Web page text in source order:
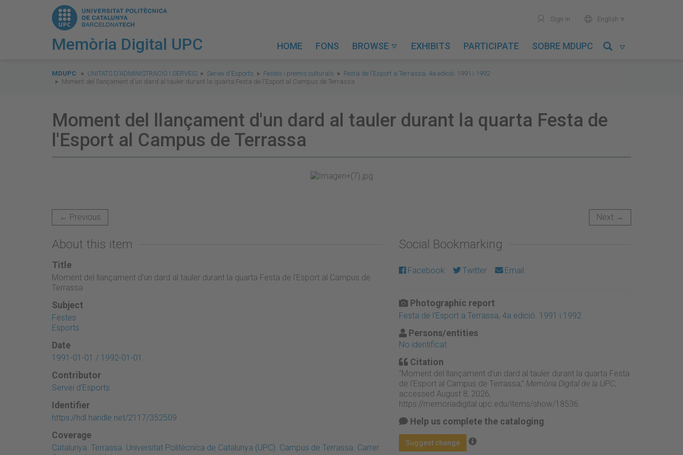
Memòria Digital UPC
user Sign in world English 
HOME FONS BROWSE  EXHIBITS PARTICIPATE SOBRE MDUPC 
are
here:
MDUPC UNITATS D'ADMINISTRACIÓ I SERVEIS Servei d'Esports Festes i premis culturals
Festa de l'Esport a Terrassa, 4a edició. 1991 i 1992
Moment del llançament d'un dard al tauler durant la quarta Festa de l'Esport al Campus de Terrassa
Moment del llançament d'un dard al tauler durant la quarta Festa de
l'Esport al Campus de Terrassa
← Previous Next →
About this item
Title
Moment del llançament d'un dard al tauler durant la quarta Festa de l'Esport al Campus de
Terrassa
Subject
Festes
Esports
Date
1991-01-01 / 1992-01-01
Contributor
Servei d'Esports
Identifier
https://hdl.handle.net/2117/352509
Coverage
Catalunya. Terrassa. Universitat Politècnica de Catalunya (UPC). Campus de Terrassa. Carrer
Social Bookmarking
Facebook Twitter Email
Photographic report
Festa de l'Esport a Terrassa, 4a edició. 1991 i 1992
Persons/entities
No identificat
Citation
“Moment del llançament d'un dard al tauler durant la quarta Festa
de l'Esport al Campus de Terrassa,” Memòria Digital de la UPC,
accessed August 8, 2026,
https://memoriadigital.upc.edu/items/show/18536
Help us complete the cataloging
Suggest change